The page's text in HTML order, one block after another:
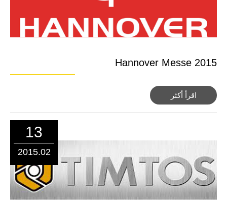
Hannover Messe 2015
اقرأ أكثر
13
2015.02